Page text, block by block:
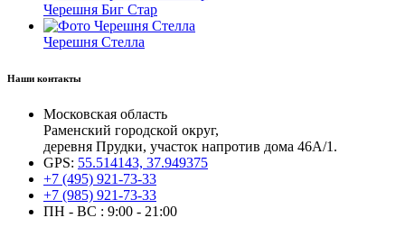
Черешня Биг Стар
Черешня Стелла
Наши контакты
Московская область
Раменский городской округ,
деревня Прудки, участок напротив дома 46А/1.
GPS: 55.514143, 37.949375
+7 (495) 921-73-33
+7 (985) 921-73-33
ПН - ВС : 9:00 - 21:00